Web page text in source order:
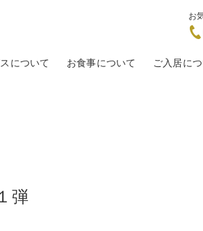
ウィステリアN17 ウィステリア清田
について お食事について ご入居に
弾
お